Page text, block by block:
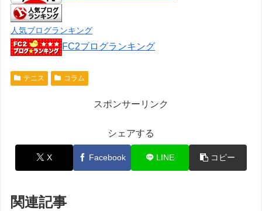
人気ブログランキング
FC2ブログランキング
テニス コラム
スポンサーリンク
シェアする
X Facebook LINE コピー
関連記事